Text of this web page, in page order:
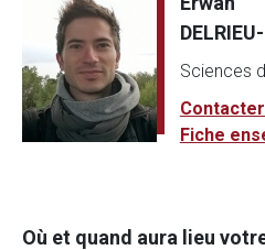
Sciences
Fiche
Où et quand aura lieu